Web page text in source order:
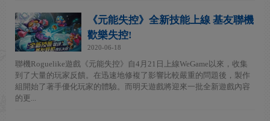
《元能失控》全新技能上線 基友聯機
歡樂失控!
2020-06-18
聯機Roguelike遊戲《元能失控》自4月21日上線WeGame以來，收集
到了大量的玩家反饋。在迅速地修複了影響比較嚴重的問題後，製作
組開始了著手優化玩家的體驗。而明天遊戲將迎來一批全新遊戲內容
的更...